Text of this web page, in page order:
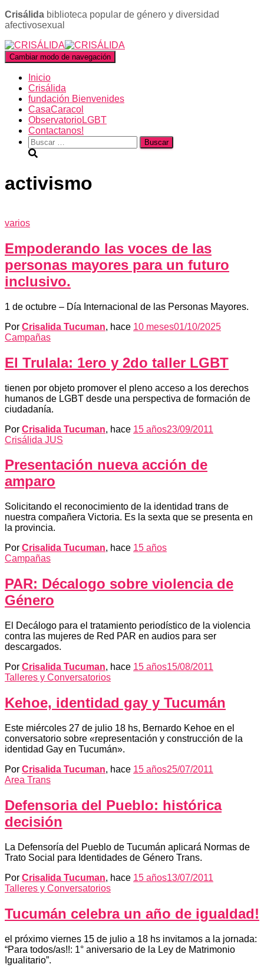
Crisálida biblioteca popular de género y diversidad
afectivosexual
Cambiar modo de navegación
Inicio
Crisálida
fundación Bienvenides
CasaCaracol
ObservatorioLGBT
Contactanos!
Buscar:
activismo
varios
Empoderando las voces de las
personas mayores para un futuro
inclusivo.
1 de octubre – Día Internacional de las Personas Mayores.
Por Crisalida Tucuman, hace 10 meses01/10/2025
Campañas
El Trulala: 1ero y 2do taller LGBT
tienen por objeto promover el pleno acceso a los derechos
humanos de LGBT desde una perspectiva de formación de
ciudadanía.
Por Crisalida Tucuman, hace 15 años23/09/2011
Crisálida JUS
Presentación nueva acción de
amparo
Solicitando el reconocimiento de la identidad trans de
nuestra compañera Victoria. Es la sexta que se presenta en
la provincia.
Por Crisalida Tucuman, hace 15 años
Campañas
PAR: Décalogo sobre violencia de
Género
El Decálogo para el tratamiento periodístico de la violencia
contra las mujeres de Red PAR en audios para ser
descargados.
Por Crisalida Tucuman, hace 15 años15/08/2011
Talleres y Conversatorios
Kehoe, identidad gay y Tucumán
Este miércoles 27 de julio 18 hs, Bernardo Kehoe en el
conversatorio sobre «representación y construcción de la
identidad Gay en Tucumán».
Por Crisalida Tucuman, hace 15 años25/07/2011
Area Trans
Defensoria del Pueblo: histórica
decisión
La Defensoría del Pueblo de Tucumán aplicará Normas de
Trato Social para Identidades de Género Trans.
Por Crisalida Tucuman, hace 15 años13/07/2011
Talleres y Conversatorios
Tucumán celebra un año de igualdad!
el próximo viernes 15 de julio a 18 hs invitamos a la jornada:
“Para todos/as!!: 1° aniversario de la Ley de Matrimonio
Igualitario”.